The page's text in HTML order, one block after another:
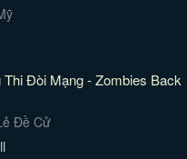
Đòi Mạng - Zombies Back
Đề Cử